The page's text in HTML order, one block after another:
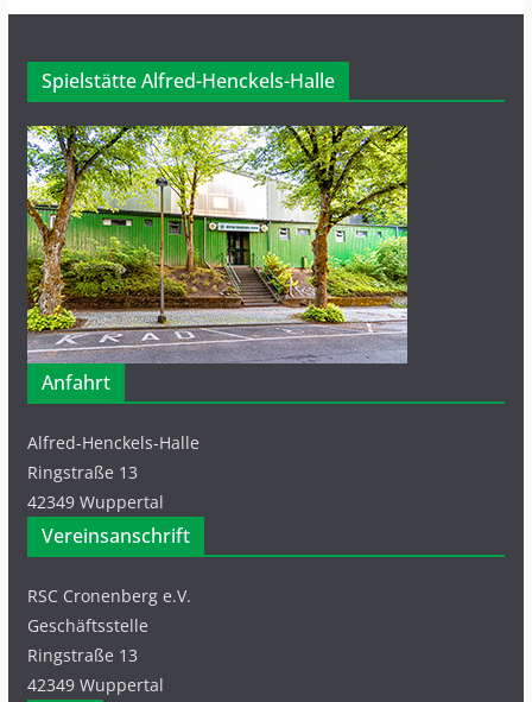
Spielstätte Alfred-Henckels-Halle
Anfahrt
Alfred-Henckels-Halle
Ringstraße 13
42349 Wuppertal
Vereinsanschrift
RSC Cronenberg e.V.
Geschäftsstelle
Ringstraße 13
42349 Wuppertal